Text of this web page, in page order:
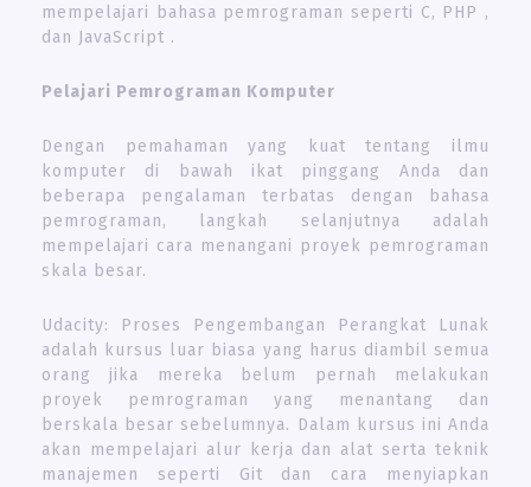
mempelajari bahasa pemrograman seperti C, PHP ,
dan JavaScript .
Pelajari Pemrograman Komputer
Dengan pemahaman yang kuat tentang ilmu
komputer di bawah ikat pinggang Anda dan
beberapa pengalaman terbatas dengan bahasa
pemrograman, langkah selanjutnya adalah
mempelajari cara menangani proyek pemrograman
skala besar.
Udacity: Proses Pengembangan Perangkat Lunak
adalah kursus luar biasa yang harus diambil semua
orang jika mereka belum pernah melakukan
proyek pemrograman yang menantang dan
berskala besar sebelumnya. Dalam kursus ini Anda
akan mempelajari alur kerja dan alat serta teknik
manajemen seperti Git dan cara menyiapkan